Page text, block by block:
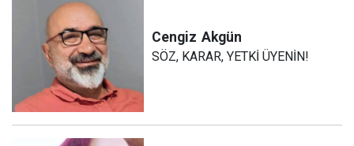
Cengiz Akgün
SÖZ, KARAR, YETKİ ÜYENİN!